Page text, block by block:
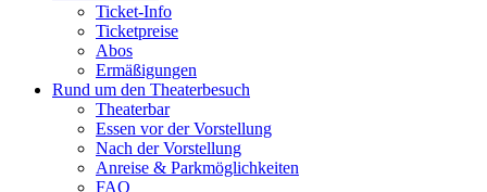
Ticket-Info
Ticketpreise
Abos
Ermäßigungen
Rund um den Theaterbesuch
Theaterbar
Essen vor der Vorstellung
Nach der Vorstellung
Anreise & Parkmöglichkeiten
FAQ